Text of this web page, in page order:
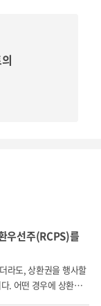
제품에 대한 준
우선주(RCPS)를
라도, 상환권을 행사할
. 어떤 경우에 상환권